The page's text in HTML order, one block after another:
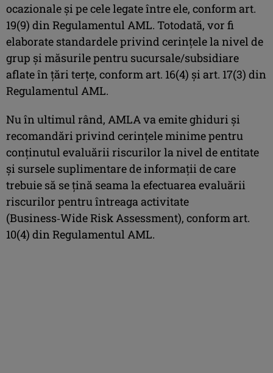
ocazionale și pe cele legate între ele, conform art.
19(9) din Regulamentul AML. Totodată, vor fi
elaborate standardele privind cerințele la nivel de
grup și măsurile pentru sucursale/subsidiare
aflate în țări terțe, conform art. 16(4) și art. 17(3) din
Regulamentul AML.
Nu în ultimul rând, AMLA va emite ghiduri și
recomandări privind cerințele minime pentru
conținutul evaluării riscurilor la nivel de entitate
și sursele suplimentare de informații de care
trebuie să se țină seama la efectuarea evaluării
riscurilor pentru întreaga activitate
(Business‑Wide Risk Assessment), conform art.
10(4) din Regulamentul AML.